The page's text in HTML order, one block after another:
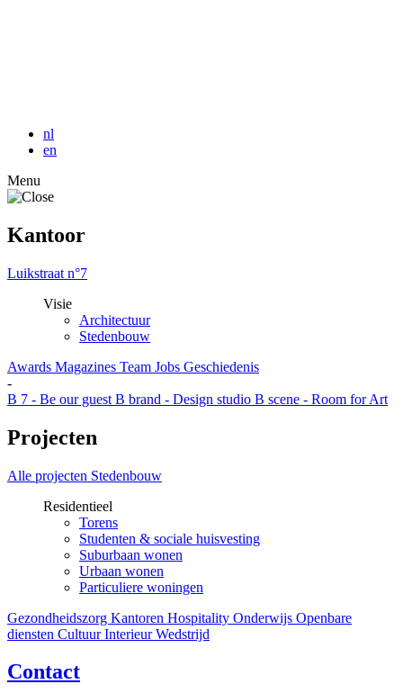
nl
en
Menu
Kantoor
Luikstraat n°7
Visie
Architectuur
Stedenbouw
Awards Magazines Team Jobs Geschiedenis
-
B 7 - Be our guest B brand - Design studio B scene - Room for Art
Projecten
Alle projecten Stedenbouw
Residentieel
Torens
Studenten & sociale huisvesting
Suburbaan wonen
Urbaan wonen
Particuliere woningen
Gezondheidszorg Kantoren Hospitality Onderwijs Openbare
diensten CultuurInterieurWedstrijd
Contact